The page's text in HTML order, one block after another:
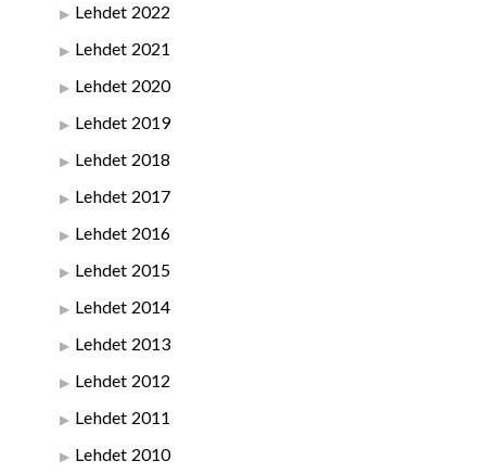
Lehdet 2022
Lehdet 2021
Lehdet 2020
Lehdet 2019
Lehdet 2018
Lehdet 2017
Lehdet 2016
Lehdet 2015
Lehdet 2014
Lehdet 2013
Lehdet 2012
Lehdet 2011
Lehdet 2010